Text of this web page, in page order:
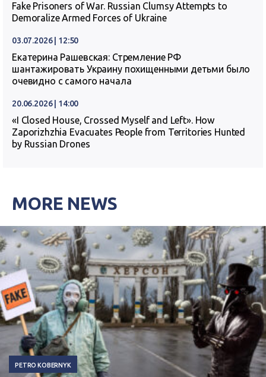
Fake Prisoners of War. Russian Clumsy Attempts to
Demoralize Armed Forces of Ukraine
03.07.2026 | 12:50
Екатерина Рашевская: Стремление РФ
шантажировать Украину похищенными детьми было
очевидно с самого начала
20.06.2026 | 14:00
«I Closed House, Crossed Myself and Left». How
Zaporizhzhia Evacuates People from Territories Hunted
by Russian Drones
MORE NEWS
PETRO KOBERNYK